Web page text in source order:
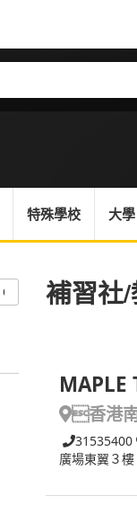
特殊學校 大學
補習社/
MAPLE
香港
31535400
廣場東翼３